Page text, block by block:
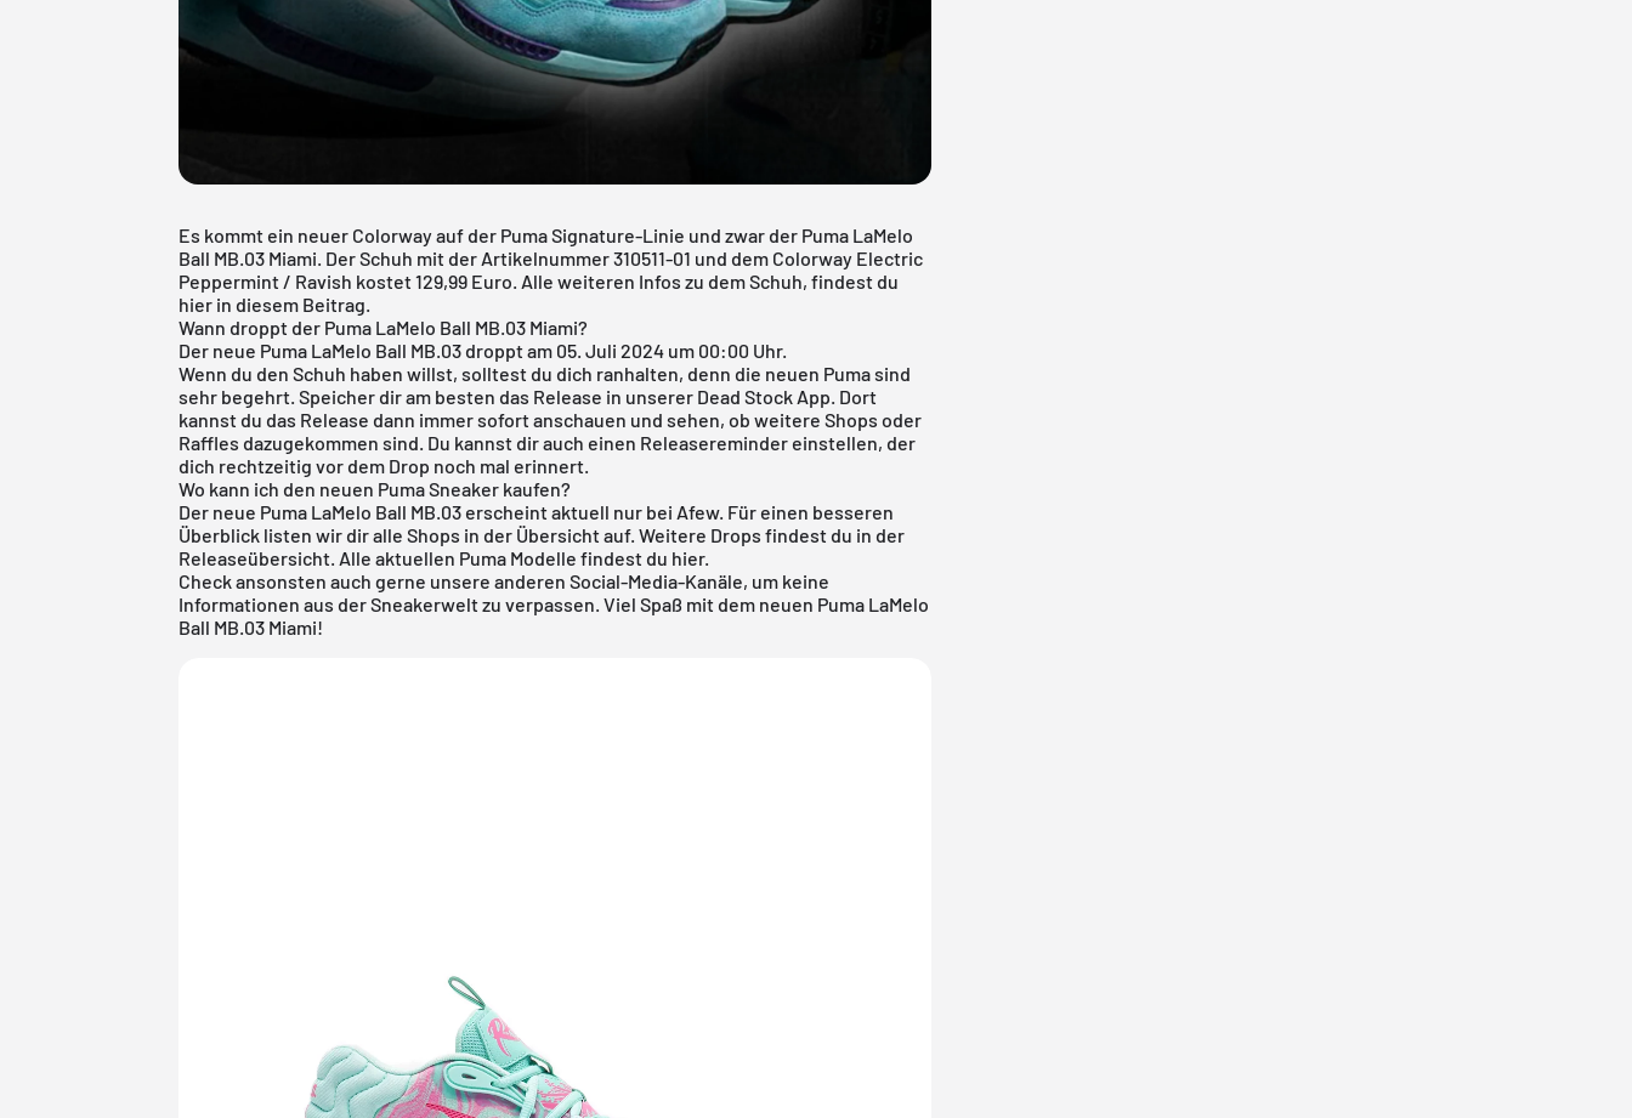
Es kommt ein neuer Colorway auf der Puma Signature-Linie und zwar der Puma LaMelo
Ball MB.03 Miami. Der Schuh mit der Artikelnummer 310511-01 und dem Colorway Electric
Peppermint / Ravish kostet 129,99 Euro. Alle weiteren Infos zu dem Schuh, findest du
hier in diesem Beitrag.
Wann droppt der Puma LaMelo Ball MB.03 Miami?
Der neue Puma LaMelo Ball MB.03 droppt am 05. Juli 2024 um 00:00 Uhr.
Wenn du den Schuh haben willst, solltest du dich ranhalten, denn die neuen Puma sind
sehr begehrt. Speicher dir am besten das Release in unserer Dead Stock App . Dort
kannst du das Release dann immer sofort anschauen und sehen, ob weitere Shops oder
Raffles dazugekommen sind. Du kannst dir auch einen Releasereminder einstellen, der
dich rechtzeitig vor dem Drop noch mal erinnert.
Wo kann ich den neuen Puma Sneaker kaufen?
Der neue Puma LaMelo Ball MB.03 erscheint aktuell nur bei Afew. Für einen besseren
Überblick listen wir dir alle Shops in der Übersicht auf. Weitere Drops findest du in der
Releaseübersicht . Alle aktuellen Puma Modelle findest du hier.
Check ansonsten auch gerne unsere anderen Social-Media-Kanäle, um keine
Informationen aus der Sneakerwelt zu verpassen. Viel Spaß mit dem neuen Puma LaMelo
Ball MB.03 Miami!